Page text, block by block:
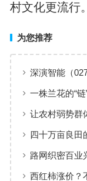
村文化更流行。
为您推荐
深演智能（
AI决策智能体
一株兰花的“
镇兰花产业发
让农村弱势群
四十万亩良田
设、管护保险
路网织密百业
西红柿涨价？